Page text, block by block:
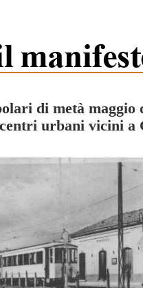
di metà maggio
urbani vicini a